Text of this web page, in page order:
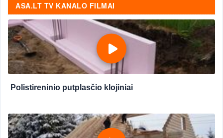
ASA.LT TV KANALO FILMAI
Polistireninio putplasčio klojiniai